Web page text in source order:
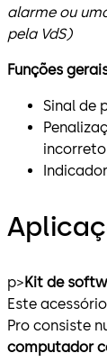
alarme ou
pela VdS)
Funções
Sinal de
p>Kit de
Este
Pro consiste
computador